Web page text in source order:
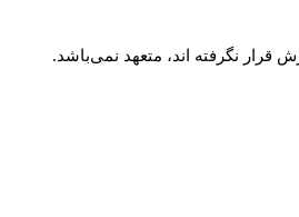
قرار نگرفته اند، متعهد نمی‌باشد.